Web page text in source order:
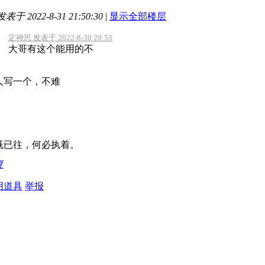
表于 2022-8-31 21:50:30 | 显示全部楼层
定神思 发表于 2022-8-30 20:53
大哥有这个能用的不
写一个，不难
已往，何必执着。
道具 举报